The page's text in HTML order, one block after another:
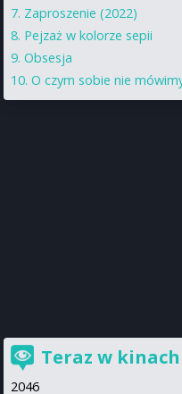
Zaproszenie (2022)
Pejzaż w kolorze sepii
Obsesja
O czym sobie nie
Teraz w kinach
2046